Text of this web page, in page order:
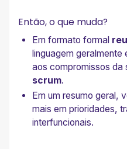
Então, o que muda?
Em formato formal
linguagem geralmente
aos compromissos da
scrum.
Em um resumo geral,
mais em prioridades,
interfuncionais.